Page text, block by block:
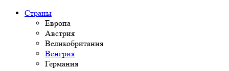
Страны
Европа
Австрия
Великобритания
Венгрия
Германия